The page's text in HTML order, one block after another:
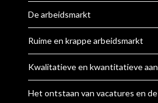
De arbeidsmarkt
Ruime en krappe arbeidsmarkt
Kwalitatieve en kwantitatieve
Het ontstaan van vacatures en